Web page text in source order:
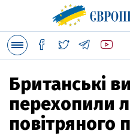
Британські
перехопили
повітряного